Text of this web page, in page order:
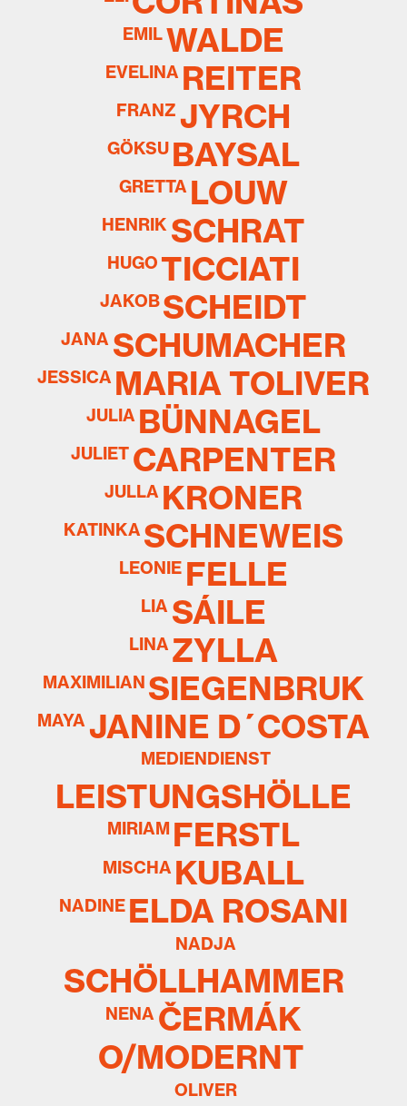
EMILWALDE
EVELINAREITER
FRANZJYRCH
GÖKSUBAYSAL
GRETTALOUW
HENRIKSCHRAT
HUGOTICCIATI
JAKOBSCHEIDT
JANASCHUMACHER
JESSICAMARIA TOLIVER
JULIABÜNNAGEL
JULIETCARPENTER
JULLAKRONER
KATINKASCHNEWEIS
LEONIEFELLE
LIASÁILE
LINAZYLLA
MAXIMILIANSIEGENBRUK
MAYAJANINE D´COSTA
MEDIENDIENST
LEISTUNGSHÖLLE
MIRIAMFERSTL
MISCHAKUBALL
NADINEELDA ROSANI
NADJA
SCHÖLLHAMMER
NENAČERMÁK
O/MODERNT
OLIVER